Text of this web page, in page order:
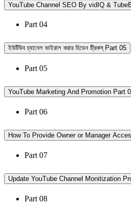
YouTube Channel SEO By vidIQ &
Part 04
ইউটিউব চ্যানেল ভাইরাল করার হিডেন ট্রিকস্ Part 05
Part 05
YouTube Marketing And Promotion Part
Part 06
Part 07
Update YouTube Channel Monitization
Part 08